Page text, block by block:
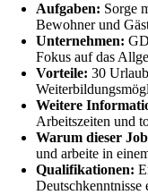
Aufgaben: Sorge
Bewohner und
Unternehmen:
Fokus auf das
Vorteile: 30
Weitere
Arbeitszeiten und
Warum dieser
und arbeite in
Qualifikationen:
Deutschkenntnisse